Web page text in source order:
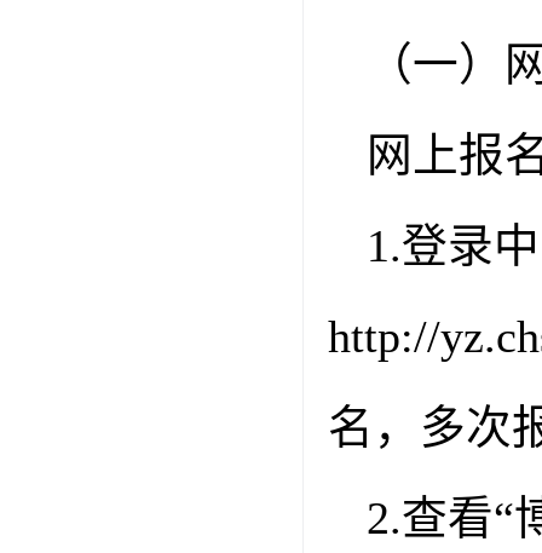
（一）
网上报
1.登录
http://
名，多次
2.查看“